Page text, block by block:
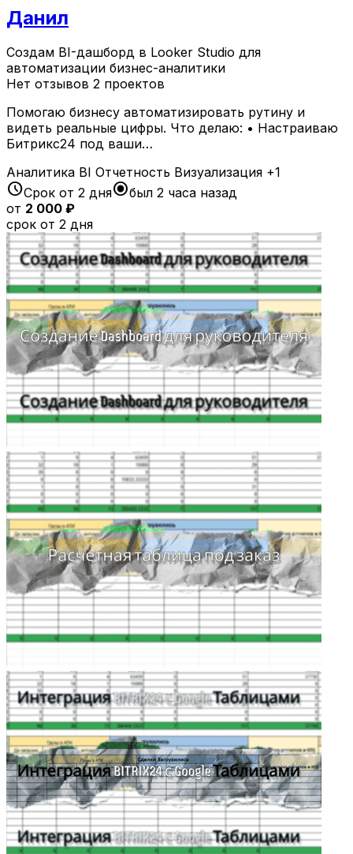
Данил
Создам BI-дашборд в Looker Studio для
автоматизации бизнес-аналитики
Нет отзывов 2 проектов
Помогаю бизнесу автоматизировать рутину и
видеть реальные цифры. Что делаю: • Настраиваю
Битрикс24 под ваши…
Аналитика BI Отчетность Визуализация +1
scheduleСрок от 2 дняradio_button_checkedбыл 2 часа назад
от 2 000 ₽
срок от 2 дня